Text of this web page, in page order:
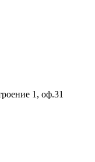
1, оф.31